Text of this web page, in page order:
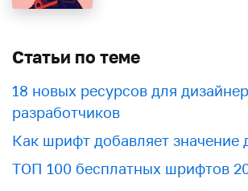
Статьи по теме
18 новых ресурсов для
разработчиков
Как шрифт добавляет значение
ТОП 100 бесплатных шрифтов